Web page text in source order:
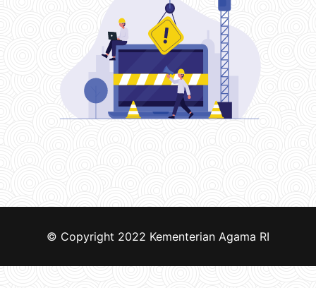
© Copyright 2022 Kementerian Agama RI